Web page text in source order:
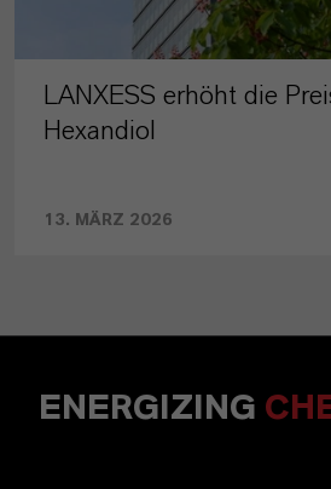
LANXESS erhöht die
Hexandiol
13. MÄRZ 2026
ENERGIZING